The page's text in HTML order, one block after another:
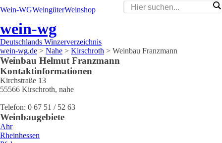
Wein-WGWeingüterWeinshop
wein-wg
Deutschlands Winzerverzeichnis
wein-wg.de > Nahe > Kirschroth > Weinbau Franzmann
Weinbau Helmut Franzmann
Kontaktinformationen
Kirchstraße 13
55566 Kirschroth, nahe
Telefon: 0 67 51 / 52 63
Weinbaugebiete
Ahr
Rheinhessen